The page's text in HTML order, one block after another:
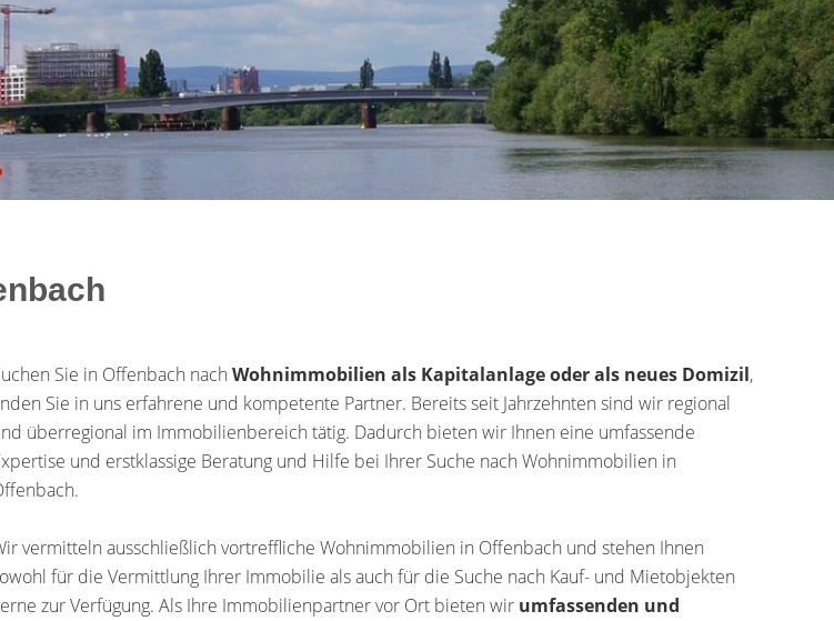
Sie in Offenbach nach Wohnimmobilien als Kapitalanlage oder als neues Domizil,
Sie in uns erfahrene und kompetente Partner. Bereits seit Jahrzehnten sind wir regional
überregional im Immobilienbereich tätig. Dadurch bieten wir Ihnen eine umfassende
und erstklassige Beratung und Hilfe bei Ihrer Suche nach Wohnimmobilien in
vermitteln ausschließlich vortreffliche Wohnimmobilien in Offenbach und stehen Ihnen
für die Vermittlung Ihrer Immobilie als auch für die Suche nach Kauf- und Mietobjekten
zur Verfügung. Als Ihre Immobilienpartner vor Ort bieten wir umfassenden und